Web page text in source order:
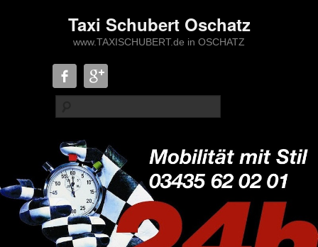
Taxi Schubert Oschatz
www.TAXISCHUBERT.de in OSCHATZ